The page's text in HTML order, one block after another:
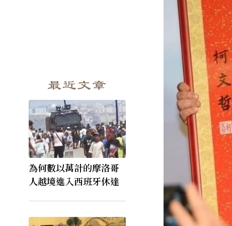
最近文章
為何數以萬計的摩洛哥
人越境進入西班牙休達